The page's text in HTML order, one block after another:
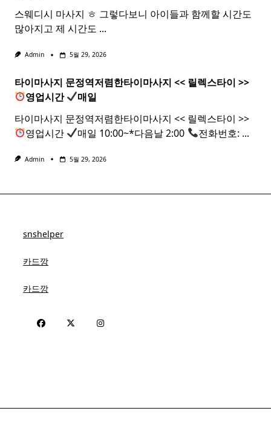
스웨디시 마사지 ㅎ 그렇다보니 아이들과 함께할 시간도
많아지고 제 시간도 ...
Admin 5월 29, 2026
타이마사지 문정역저렴한타이마사지 << 릴렉스타이 >>
영업시간
매일
타이마사지 문정역저렴한타이마사지 << 릴렉스타이 >>
영업시간
매일 10:00~*다음날 2:00 전화번호: ...
Admin 5월 29, 2026
snshelper
카드깡
카드깡